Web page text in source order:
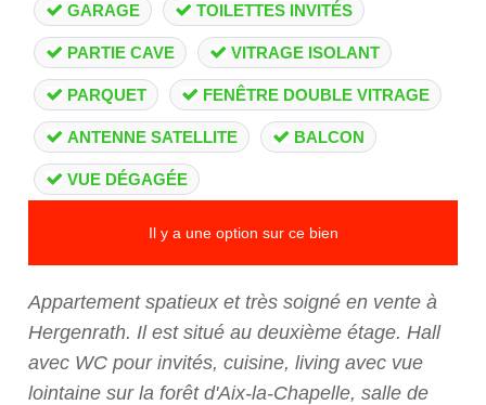
GARAGE TOILETTES INVITÉS
PARTIE CAVE VITRAGE ISOLANT
PARQUET FENÊTRE DOUBLE VITRAGE
ANTENNE SATELLITE BALCON
VUE DÉGAGÉE
Il y a une option sur ce bien
Appartement spatieux et très soigné en vente à
Hergenrath. Il est situé au deuxième étage. Hall
avec WC pour invités, cuisine, living avec vue
lointaine sur la forêt d'Aix-la-Chapelle, salle de